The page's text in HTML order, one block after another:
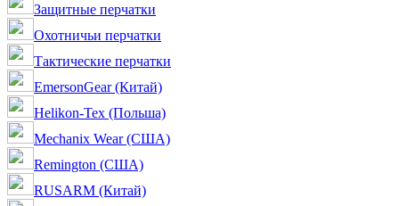
Защитные перчатки
Охотничьи перчатки
Тактические перчатки
EmersonGear (Китай)
Helikon-Tex (Польша)
Mechanix Wear (США)
Remington (США)
RUSARM (Китай)